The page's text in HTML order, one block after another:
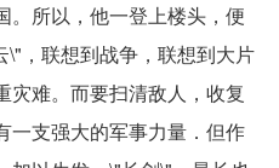
。所以，他一登上楼头，便
，联想到战争，联想到大片
灾难。而要扫清敌人，收复
一支强大的军事力量．但作